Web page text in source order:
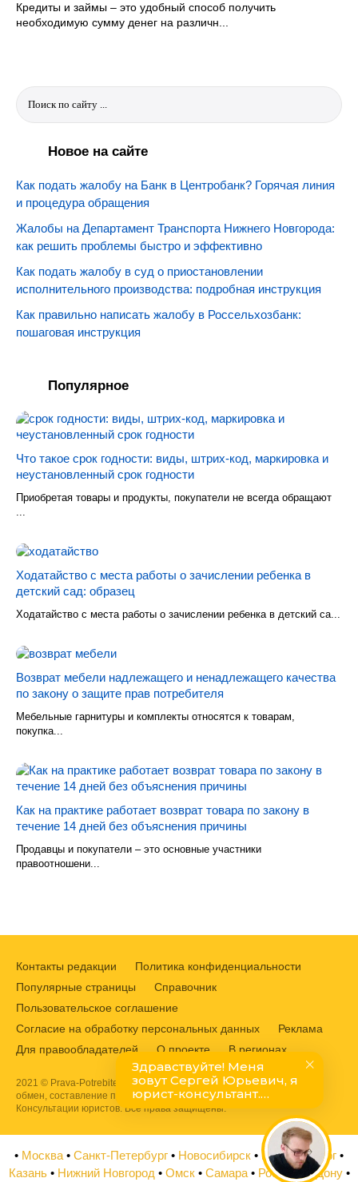
Кредиты и займы – это удобный способ получить
необходимую сумму денег на различн...
Новое на сайте
Как подать жалобу на Банк в Центробанк? Горячая линия
и процедура обращения
Жалобы на Департамент Транспорта Нижнего Новгорода:
как решить проблемы быстро и эффективно
Как подать жалобу в суд о приостановлении
исполнительного производства: подробная инструкция
Как правильно написать жалобу в Россельхозбанк:
пошаговая инструкция
Популярное
Что такое срок годности: виды, штрих-код, маркировка и
неустановленный срок годности
Приобретая товары и продукты, покупатели не всегда обращают
...
Ходатайство с места работы о зачислении ребенка в
детский сад: образец
Ходатайство с места работы о зачислении ребенка в детский са...
Возврат мебели надлежащего и ненадлежащего качества
по закону о защите прав потребителя
Мебельные гарнитуры и комплекты относятся к товарам,
покупка...
Как на практике работает возврат товара по закону в
течение 14 дней без объяснения причины
Продавцы и покупатели – это основные участники
правоотношени...
Контакты редакции
Политика конфиденциальности
Популярные страницы
Справочник
Пользовательское соглашение
Согласие на обработку персональных данных
Реклама
Для правообладателей
О проекте В регионах
2021 © Prava-Potrebitelej.ru. Защита прав потребителей, возврат,
обмен, составление претензий и жалоб в Роспотребнадзор.
Консультации юристов. Все права защищены.
• Москва • Санкт-Петербург • Новосибирск • Екатеринбург •
Казань• Нижний Новгород • Омск• Самара• Ростов на Дону•